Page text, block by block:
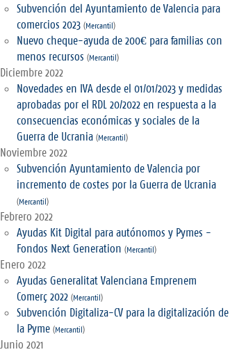
Subvención del Ayuntamiento de Valencia para
comercios 2023 (Mercantil)
Nuevo cheque-ayuda de 200€ para familias con
menos recursos (Mercantil)
Diciembre 2022
Novedades en IVA desde el 01/01/2023 y medidas
aprobadas por el RDL 20/2022 en respuesta a la
consecuencias económicas y sociales de la
Guerra de Ucrania (Mercantil)
Noviembre 2022
Subvención Ayuntamiento de Valencia por
incremento de costes por la Guerra de Ucrania
(Mercantil)
Febrero 2022
Ayudas Kit Digital para autónomos y Pymes -
Fondos Next Generation (Mercantil)
Enero 2022
Ayudas Generalitat Valenciana Emprenem
Comerç 2022 (Mercantil)
Subvención Digitaliza-CV para la digitalización de
la Pyme (Mercantil)
Junio 2021